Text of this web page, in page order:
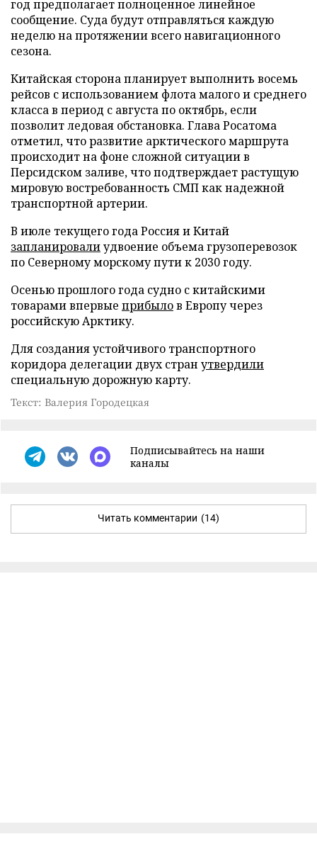
год предполагает полноценное линейное
сообщение. Суда будут отправляться каждую
неделю на протяжении всего навигационного
сезона.
Китайская сторона планирует выполнить восемь
рейсов с использованием флота малого и среднего
класса в период с августа по октябрь, если
позволит ледовая обстановка. Глава Росатома
отметил, что развитие арктического маршрута
происходит на фоне сложной ситуации в
Персидском заливе, что подтверждает растущую
мировую востребованность СМП как надежной
транспортной артерии.
В июле текущего года Россия и Китай
запланировалиудвоение объема грузоперевозок
по Северному морскому пути к 2030 году.
Осенью прошлого года судно с китайскими
товарами впервые прибылов Европу через
российскую Арктику.
Для создания устойчивого транспортного
коридора делегации двух стран утвердили
специальную дорожную карту.
Текст: Валерия Городецкая
Подписывайтесь на наши
каналы
Читать комментарии (14)